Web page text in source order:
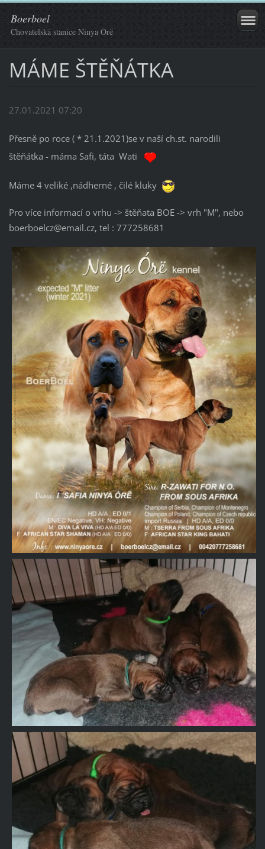
Boerboel
Chovatelská stanice Ninya Órë
MÁME ŠTĚŇÁTKA
27.01.2021 07:20
Přesně po roce ( * 21.1.2021)se v naší ch.st. narodili
štěňátka - máma Safi, táta Wati
Máme 4 veliké ,nádherné , čilé kluky
Pro více informací o vrhu -> štěňata BOE -> vrh "M", nebo
boerboelcz@email.cz, tel : 777258681